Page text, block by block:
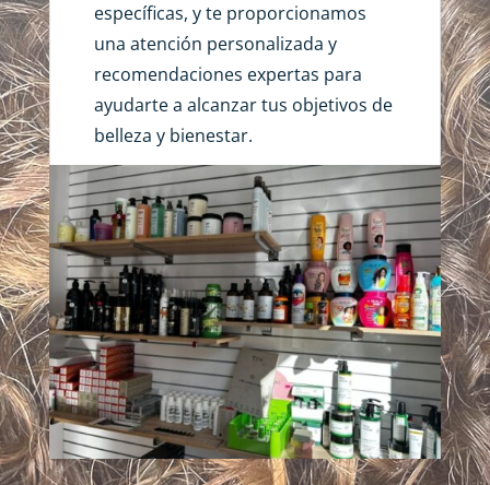
específicas, y te proporcionamos
una atención personalizada y
recomendaciones expertas para
ayudarte a alcanzar tus objetivos de
belleza y bienestar.